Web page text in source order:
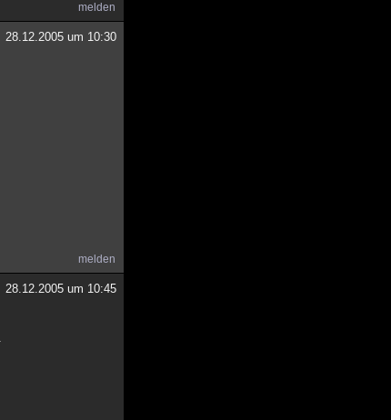
melden
28.12.2005 um 10:30
melden
28.12.2005 um 10:45